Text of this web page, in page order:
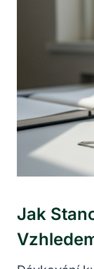
Jak